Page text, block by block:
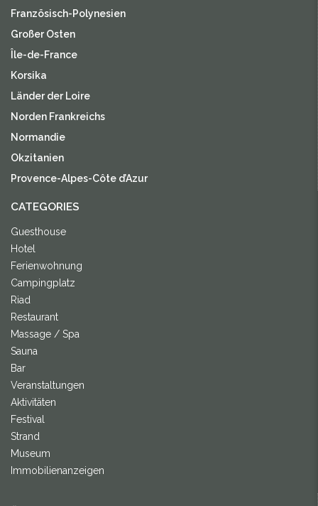
Französisch-Polynesien
Großer Osten
Île-de-France
Korsika
Länder der Loire
Norden Frankreichs
Normandie
Okzitanien
Provence-Alpes-Côte d’Azur
CATEGORIES
Guesthouse
Hotel
Ferienwohnung
Campingplatz
Riad
Restaurant
Massage / Spa
Sauna
Bar
Veranstaltungen
Aktivitäten
Festival
Strand
Museum
Immobilienanzeigen